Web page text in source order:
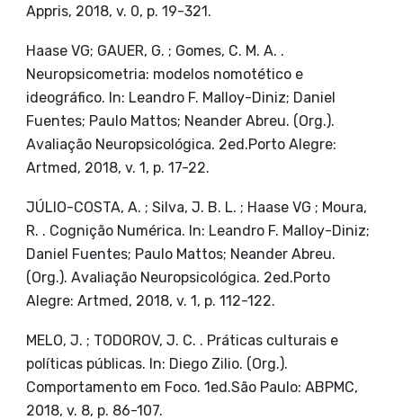
Appris, 2018, v. 0, p. 19-321.
Haase VG; GAUER, G. ; Gomes, C. M. A. .
Neuropsicometria: modelos nomotético e
ideográfico. In: Leandro F. Malloy-Diniz; Daniel
Fuentes; Paulo Mattos; Neander Abreu. (Org.).
Avaliação Neuropsicológica. 2ed.Porto Alegre:
Artmed, 2018, v. 1, p. 17-22.
JÚLIO-COSTA, A. ; Silva, J. B. L. ; Haase VG ; Moura,
R. . Cognição Numérica. In: Leandro F. Malloy-Diniz;
Daniel Fuentes; Paulo Mattos; Neander Abreu.
(Org.). Avaliação Neuropsicológica. 2ed.Porto
Alegre: Artmed, 2018, v. 1, p. 112-122.
MELO, J. ; TODOROV, J. C. . Práticas culturais e
políticas públicas. In: Diego Zilio. (Org.).
Comportamento em Foco. 1ed.São Paulo: ABPMC,
2018, v. 8, p. 86-107.